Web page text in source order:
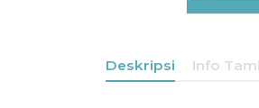
Deskripsi Info